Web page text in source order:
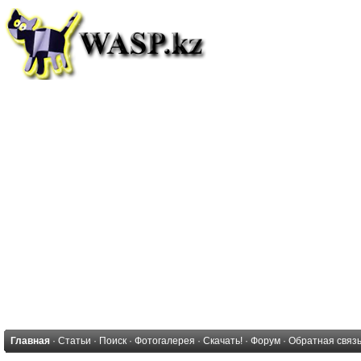
Главная · Статьи · Поиск · Фотогалерея · Скачать! · Форум · Обратная связь